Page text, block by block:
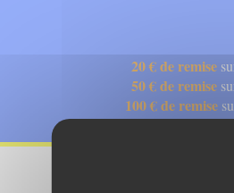
20 € de remise
50 € de remise
100 € de remise